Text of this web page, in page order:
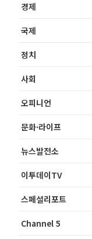
경제
국제
정치
사회
오피니언
문화·라이프
뉴스발전소
이투데이TV
스페셜리포트
Channel 5